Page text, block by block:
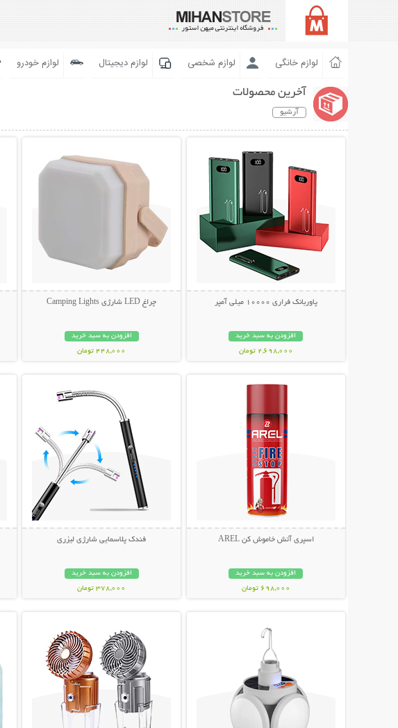
لوازم خانگی لوازم شخصی لوازم دیجیتال لوازم خودرو
آخرین محصولات
آرشیو
پاوربانک فراری 10000 میلی آمپر
افزودن به سبد خرید
2,698,000 تومان
چراغ LED شارژی Camping Lights
افزودن به سبد خرید
448,000 تومان
اسپری آتش خاموش کن AREL
افزودن به سبد خرید
698,000 تومان
فندک پلاسمایی شارژی لیزری
افزودن به سبد خرید
378,000 تومان